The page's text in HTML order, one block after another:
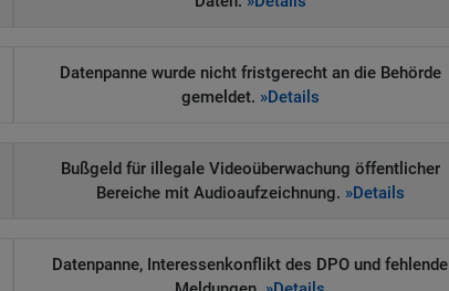
Datenpanne wurde nicht fristgerecht an die Behörde
gemeldet. »Details
Bußgeld für illegale Videoüberwachung öffentlicher
Bereiche mit Audioaufzeichnung. »Details
Datenpanne, Interessenkonflikt des DPO und fehlende